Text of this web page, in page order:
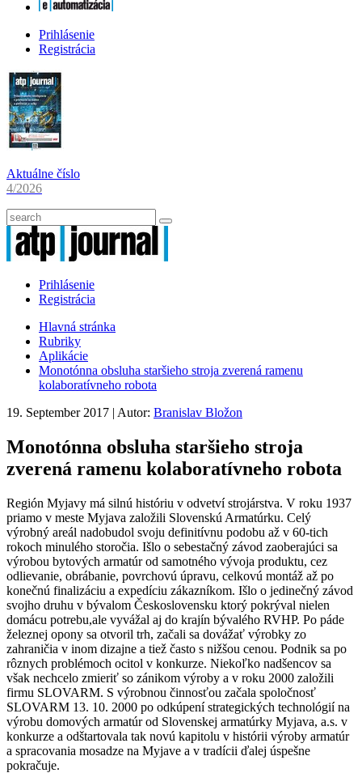
Prihlásenie
Registrácia
Aktuálne číslo
4/2026
Prihlásenie
Registrácia
Hlavná stránka
Rubriky
Aplikácie
Monotónna obsluha staršieho stroja zverená ramenu
kolaboratívneho robota
19. September 2017 | Autor: Branislav Bložon
Monotónna obsluha staršieho stroja
zverená ramenu kolaboratívneho robota
Región Myjavy má silnú históriu v odvetví strojárstva. V roku 1937
priamo v meste Myjava založili Slovenskú Armatúrku. Celý
výrobný areál nadobudol svoju definitívnu podobu až v 60-tich
rokoch minulého storočia. Išlo o sebestačný závod zaoberajúci sa
výrobou bytových armatúr od samotného vývoja produktu, cez
odlievanie, obrábanie, povrchovú úpravu, celkovú montáž až po
konečnú finalizáciu a expedíciu zákazníkom. Išlo o jedinečný závod
svojho druhu v bývalom Československu ktorý pokrýval nielen
domácu potrebu,ale vyvážal aj do krajín bývalého RVHP. Po páde
železnej opony sa otvoril trh, začali sa dovážať výrobky zo
zahraničia v inom dizajne a tiež často s nižšou cenou. Podnik sa po
rôznych problémoch ocitol v konkurze. Niekoľko nadšencov sa
však nechcelo zmieriť so zánikom výroby a v roku 2000 založili
firmu SLOVARM. S výrobnou činnosťou začala spoločnosť
SLOVARM 13. 10. 2000 po odkúpení strategických technológií na
výrobu domových armatúr od Slovenskej armatúrky Myjava, a.s. v
konkurze a odštartovala tak novú kapitolu v histórii výroby armatúr
a spracovania mosadze na Myjave a v tradícii ďalej úspešne
pokračuje.